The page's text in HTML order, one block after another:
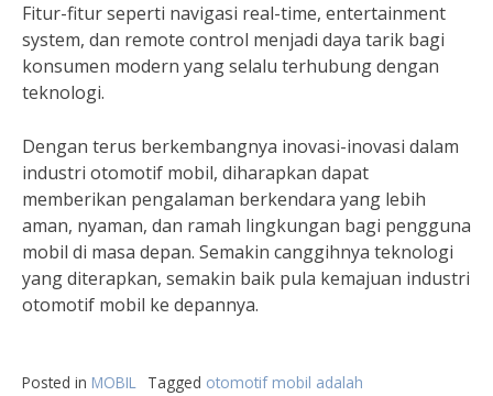
Fitur-fitur seperti navigasi real-time, entertainment
system, dan remote control menjadi daya tarik bagi
konsumen modern yang selalu terhubung dengan
teknologi.
Dengan terus berkembangnya inovasi-inovasi dalam
industri otomotif mobil, diharapkan dapat
memberikan pengalaman berkendara yang lebih
aman, nyaman, dan ramah lingkungan bagi pengguna
mobil di masa depan. Semakin canggihnya teknologi
yang diterapkan, semakin baik pula kemajuan industri
otomotif mobil ke depannya.
Posted in MOBIL Tagged otomotif mobil adalah